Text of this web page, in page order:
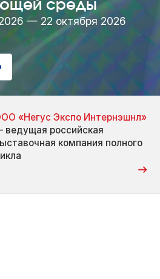
среды
— 22 октября 2026
«Негус Экспо Интернэшнл»
ведущая российская
компания полного